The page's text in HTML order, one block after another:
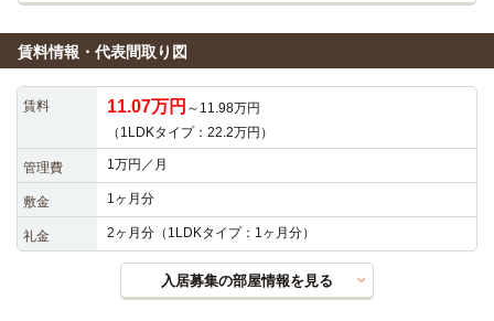
賃料情報・代表間取り図
賃料 11.07万円 ～11.98万円
（1LDKタイプ：22.2万円）
管理費 1万円／月
敷金 1ヶ月分
礼金 2ヶ月分（1LDKタイプ：1ヶ月分）
入居募集の部屋情報を見る